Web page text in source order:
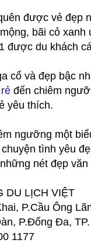
được vẻ
bãi cỏ
được du khách
cổ và đẹp bậc
đến chiêm
yêu thích.
ngưỡng một
tình yêu
nét đẹp
DU LỊCH VIỆT
P.Cầu Ông
P.Đống Đa,
1177